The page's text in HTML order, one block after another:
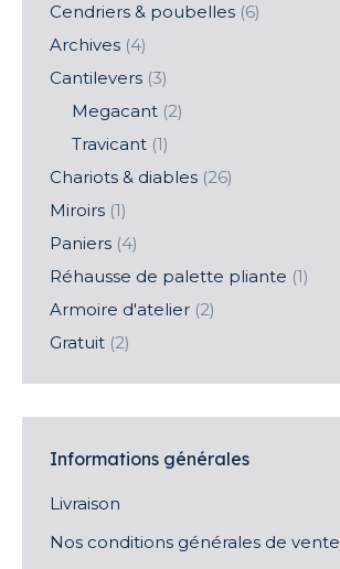
Cendriers & poubelles (6)
Archives (4)
Cantilevers (3)
Megacant (2)
Travicant (1)
Chariots & diables (26)
Miroirs (1)
Paniers (4)
Réhausse de palette pliante (1)
Armoire d'atelier (2)
Gratuit (2)
Informations générales
Livraison
Nos conditions générales de vente